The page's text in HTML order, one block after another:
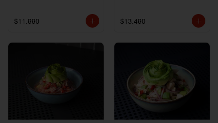
$11.990 $13.490